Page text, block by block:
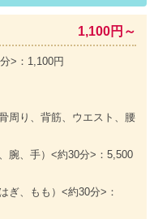
1,100円～
>：1,100円
周り、背筋、ウエスト、腰
腕、手）<約30分>：5,500
ぎ、もも）<約30分>：